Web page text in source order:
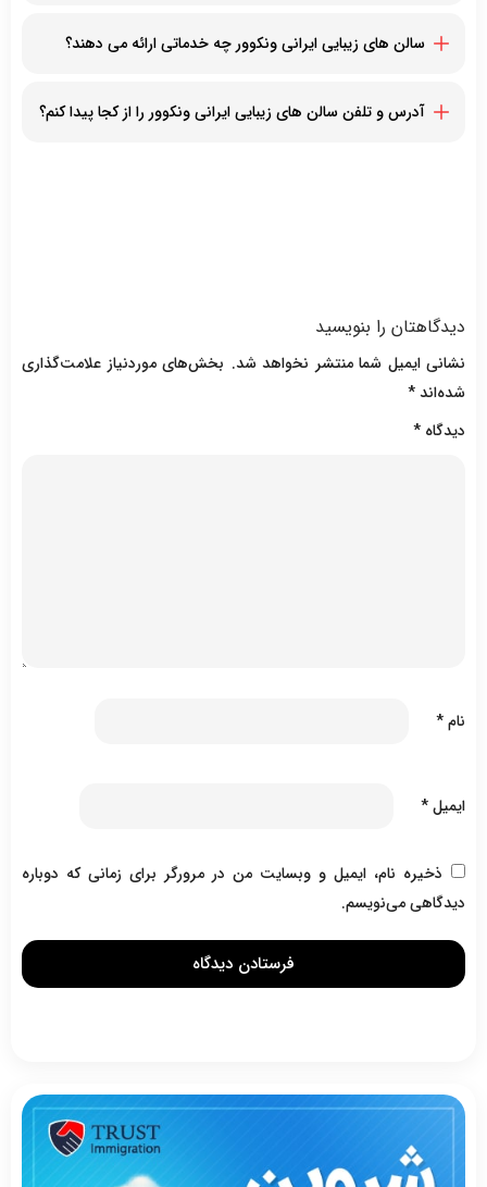
سالن زیبایی آزاده
سالن های زیبایی ایرانی ونکوور چه خدماتی ارائه می دهند؟
موهای زائد، کاشت مو با نوین ترین روش های ممکن، پیرایش
آدرس و تلفن سالن های زیبایی ایرانی ونکوور را از کجا پیدا کنم؟
دیدگاهتان را بنویسید
نشانی ایمیل شما منتشر نخواهد شد. بخش‌های موردنیاز علامت‌گذاری
شده‌اند*
دیدگاه *
نام*
ایمیل*
ذخیره نام، ایمیل و وبسایت من در مرورگر برای زمانی که دوباره
دیدگاهی می‌نویسم.